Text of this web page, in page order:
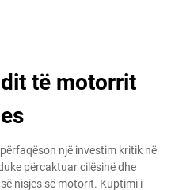
të motorrit
një investim kritik në
përcaktuar cilësinë dhe
nisjes së motorit. Kuptimi i